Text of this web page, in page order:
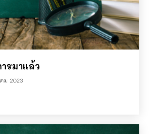
รมาแล้ว
ม 2023